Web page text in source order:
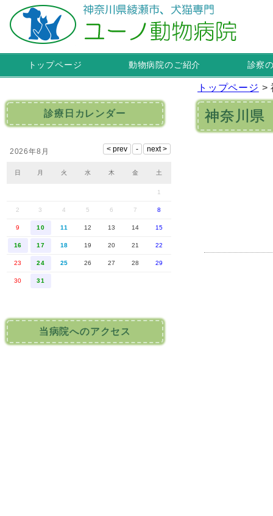
トップページ 動物病院のご紹介 診察
トップページ >
神奈川県
診療日カレンダー
2026年8月
日 月 火 水 木 金 土
1
2 3 4 5 6 7 8
9 10 11 12 13 14 15
16 17 18 19 20 21 22
23 24 25 26 27 28 29
30 31
当病院へのアクセス